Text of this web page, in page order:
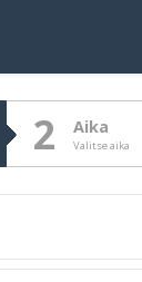
2 Aika
Valitse aika